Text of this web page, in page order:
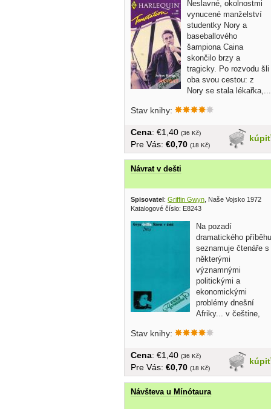
Neslavné, okolnostmi
vynucené manželství
studentky Nory a
baseballového
šampiona Caina
skončilo brzy a
tragicky. Po rozvodu šli
oba svou cestou: z
Nory se stala lékařka,...
Stav knihy:
kúpiť
Cena: €1,40 (36 Kč)
Pre Vás: €0,70 (18 Kč)
Návrat v dešti
Spisovatel : Griffin Gwyn , Naše Vojsko 1972
Katalogové číslo: E8243
Na pozadí
dramatického příběhu
seznamuje čtenáře s
některými
významnými
politickými a
ekonomickými
problémy dnešní
Afriky... v češtine,
Stav knihy:
kúpiť
Cena: €1,40 (36 Kč)
Pre Vás: €0,70 (18 Kč)
Návšteva u Mínótaura